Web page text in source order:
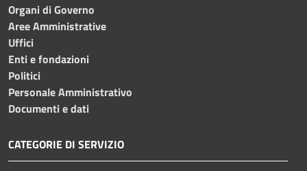
Organi di Governo
Aree Amministrative
Uffici
Enti e fondazioni
Politici
Personale Amministrativo
Documenti e dati
CATEGORIE DI SERVIZIO